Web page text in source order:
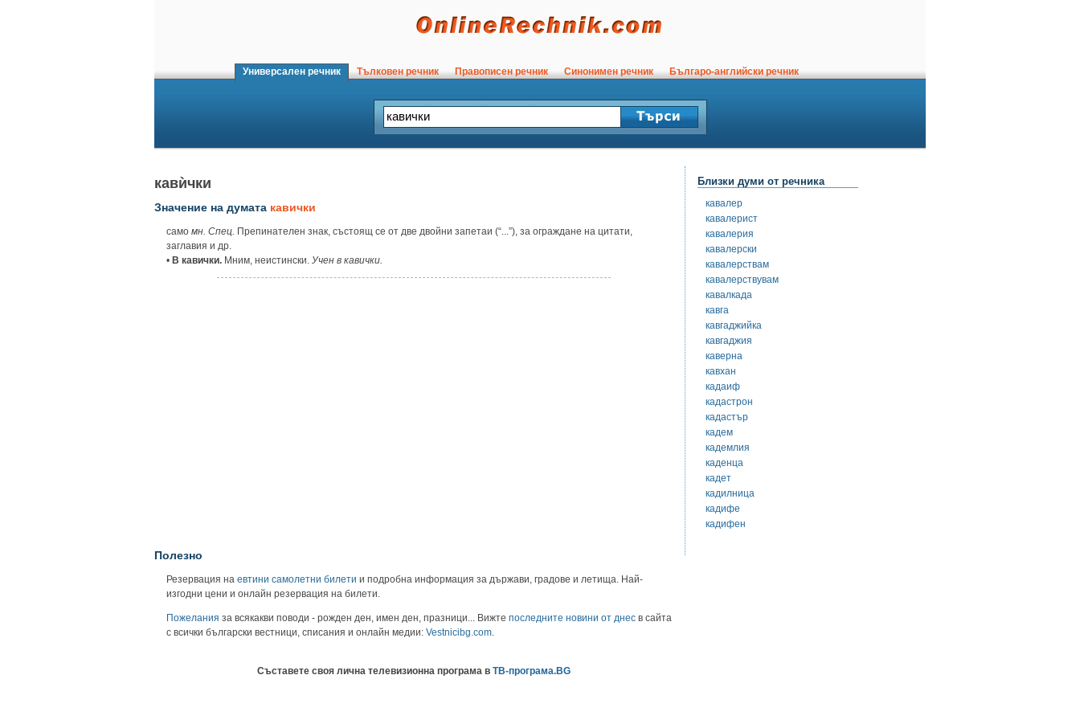
Универсален речник Тълковен речник Правописен речник Синонимен речник Българо-английски речник
кавѝчки
Значение на думата кавички
само мн. Спец. Препинателен знак, състоящ се от две двойни запетаи (“...”), за ограждане на цитати,
заглавия и др.
• В кавички. Мним, неистински. Учен в кавички.
Полезно
Резервация на евтини самолетни билети и подробна информация за държави, градове и летища. Най-
изгодни цени и онлайн резервация на билети.
Пожелания за всякакви поводи - рожден ден, имен ден, празници... Вижте последните новини от днес в сайта
с всички български вестници, списания и онлайн медии: Vestnicibg.com
Съставете своя лична телевизионна програма в ТВ-програма.BG
Близки думи от речника
кавалер
кавалерист
кавалерия
кавалерски
кавалерствам
кавалерствувам
кавалкада
кавга
кавгаджийка
кавгаджия
каверна
кавхан
кадаиф
кадастрон
кадастър
кадем
кадемлия
каденца
кадет
кадилница
кадифе
кадифен